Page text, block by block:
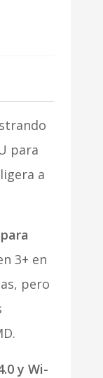
para
a
3+ en
pero
y Wi-